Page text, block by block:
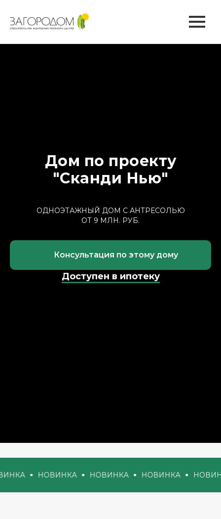
Дом по проекту
"Сканди Нью"
ОДНОЭТАЖНЫЙ ДОМ С АНТРЕСОЛЬЮ
ОТ 9 МЛН. РУБ.
Консультация по этому дому
Доступен в ипотеку
НОВИНКА НОВИНКА НОВИНКА НОВИНКА